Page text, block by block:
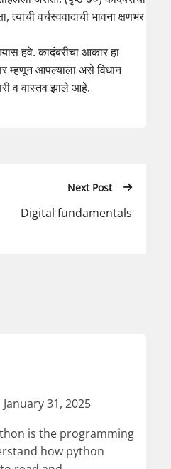
त्याची वर्चस्ववादाची भावना क्षणभर
हवे. कादंबरीचा आकार हा
म्हणून आपल्याला असे विधान
व वास्तव झाले आहे.
Next Post
Digital fundamentals
January 31, 2025
is the programming
how python